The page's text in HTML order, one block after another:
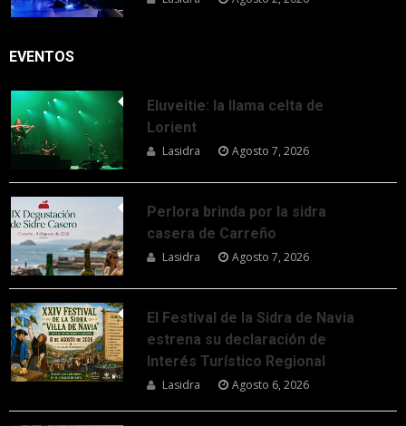
EVENTOS
Eluveitie: la llama celta de
Lorient
Lasidra Agosto 7, 2026
Perlora brinda por la sidra
casera de Carreño
Lasidra Agosto 7, 2026
El Festival de la Sidra de Navia
estrena su declaración de
Interés Turístico Regional
Lasidra Agosto 6, 2026